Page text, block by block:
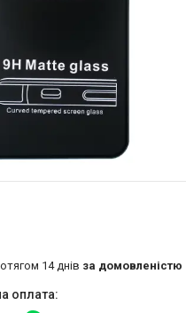
14 днів за домовленістю